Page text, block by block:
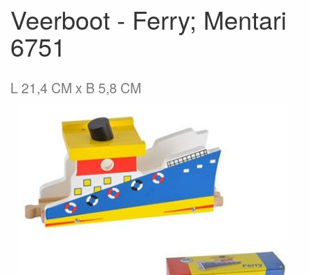
Veerboot - Ferry; Mentari
6751
L 21,4 CM x B 5,8 CM